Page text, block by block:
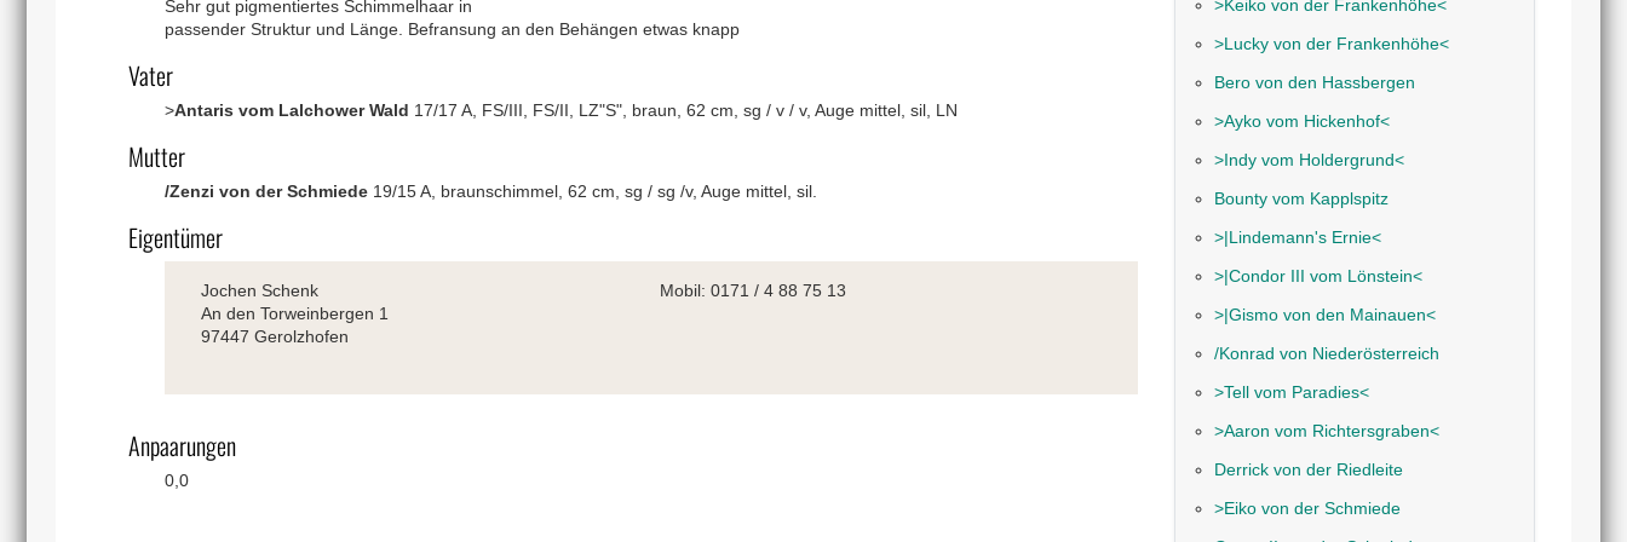
Sehr gut pigmentiertes Schimmelhaar in
passender Struktur und Länge. Befransung an den Behängen etwas knapp
Vater
>Antaris vom Lalchower Wald 17/17 A, FS/III, FS/II, LZ"S", braun, 62 cm, sg / v / v, Auge mittel, sil, LN
Mutter
/Zenzi von der Schmiede 19/15 A, braunschimmel, 62 cm, sg / sg /v, Auge mittel, sil.
Eigentümer
Jochen Schenk
An den Torweinbergen 1
97447 Gerolzhofen
Mobil: 0171 / 4 88 75 13
Anpaarungen
0,0
˃Keiko von der Frankenhöhe˂
˃Lucky von der Frankenhöhe˂
Bero von den Hassbergen
˃Ayko vom Hickenhof˂
˃Indy vom Holdergrund˂
Bounty vom Kapplspitz
˃|Lindemann's Ernie˂
˃|Condor III vom Lönstein˂
˃|Gismo von den Mainauen˂
/Konrad von Niederösterreich
˃Tell vom Paradies˂
˃Aaron vom Richtersgraben˂
Derrick von der Riedleite
˃Eiko von der Schmiede